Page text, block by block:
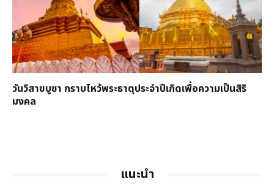
วันวิสาขบูชา กราบไหว้พระธาตุประจำปีเกิดเพื่อความเป็นสิริ
มงคล
แนะนำ